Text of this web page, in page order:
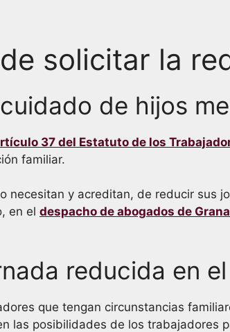
solicitar la
de hijos
37 del Estatuto de los
familiar.
y acreditan, de reducir sus
en el despacho de abogados de
reducida en
que tengan circunstancias
las posibilidades de los